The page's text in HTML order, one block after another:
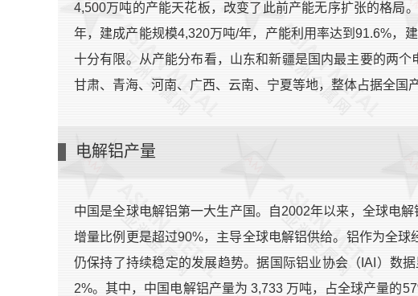
4,500万吨的产能天花板，改变了此前产能无序扩张的格局
年，建成产能规模4,320万吨/年，产能利用率达到91.6%，
十分有限。从产能分布看，山东和新疆是国内最主要的两
甘肃、青海、河南、广西、云南、宁夏等地，整体占据全国
电解铝产量
中国是全球电解铝第一大生产国。自2002年以来，全球电
增量比例更是超过90%，主导全球电解铝供给。铝作为全
仍保持了持续稳定的发展趋势。据国际铝业协会（IAI）数
2%。其中，中国电解铝产量为 3,733 万吨，占全球产量的